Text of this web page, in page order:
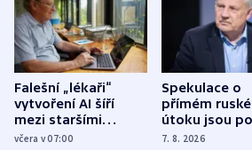
Falešní „lékaři“
vytvoření AI šíří
mezi staršími
Poláky nebezpečné
včera v 07:00
Spekulace o
přímém
útoku jsou
míní estonský
7. 8. 2026